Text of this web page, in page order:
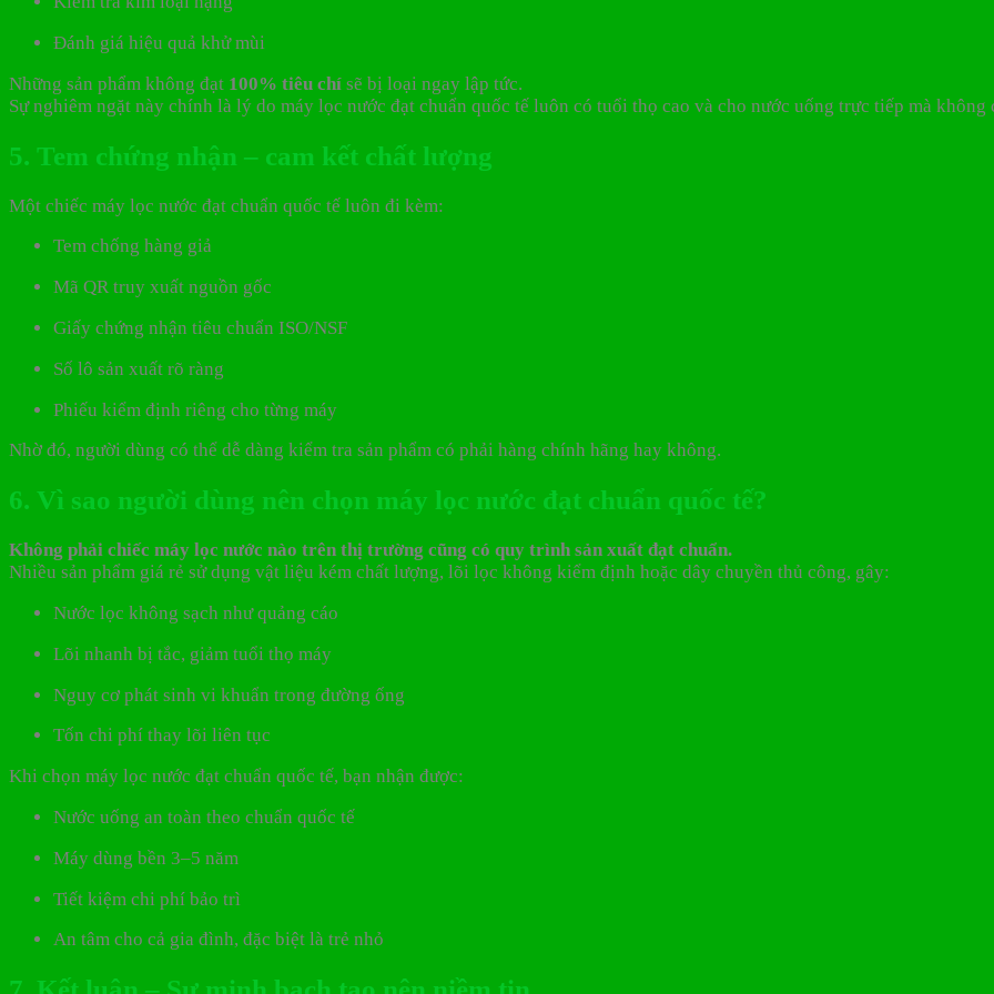
Đánh giá hiệu quả khử mùi
Những sản phẩm không đạt 100% tiêu chí sẽ bị loại ngay lập tức.
Sự nghiêm ngặt này chính là lý do máy lọc nước đạt chuẩn quốc tế luôn có tuổi thọ cao và cho nước uống trực tiếp mà không
5. Tem chứng nhận – cam kết chất lượng
Một chiếc máy lọc nước đạt chuẩn quốc tế luôn đi kèm:
Tem chống hàng giả
Mã QR truy xuất nguồn gốc
Giấy chứng nhận tiêu chuẩn ISO/NSF
Số lô sản xuất rõ ràng
Phiếu kiểm định riêng cho từng máy
Nhờ đó, người dùng có thể dễ dàng kiểm tra sản phẩm có phải hàng chính hãng hay không.
6. Vì sao người dùng nên chọn máy lọc nước đạt chuẩn quốc tế?
Không phải chiếc máy lọc nước nào trên thị trường cũng có quy trình sản xuất đạt chuẩn.
Nhiều sản phẩm giá rẻ sử dụng vật liệu kém chất lượng, lõi lọc không kiểm định hoặc dây chuyền thủ công, gây:
Nước lọc không sạch như quảng cáo
Lõi nhanh bị tắc, giảm tuổi thọ máy
Nguy cơ phát sinh vi khuẩn trong đường ống
Tốn chi phí thay lõi liên tục
Khi chọn máy lọc nước đạt chuẩn quốc tế, bạn nhận được:
Nước uống an toàn theo chuẩn quốc tế
Máy dùng bền 3–5 năm
Tiết kiệm chi phí bảo trì
An tâm cho cả gia đình, đặc biệt là trẻ nhỏ